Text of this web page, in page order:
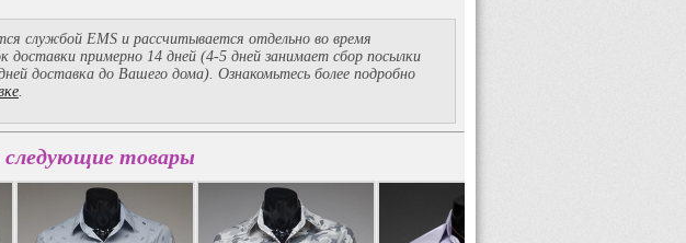
службой EMS и рассчитывается отдельно во время
доставки примерно 14 дней (4-5 дней занимает сбор посылки
доставка до Вашего дома). Ознакомьтесь более подробно
товары